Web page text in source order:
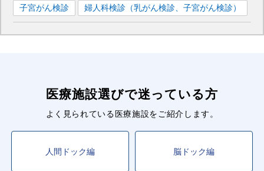
子宮がん検診
婦人科検診（乳がん検診、子宮がん検診）
医療施設選びで迷っている方
よく見られている医療施設をご紹介します。
人間ドック編 脳ドック編